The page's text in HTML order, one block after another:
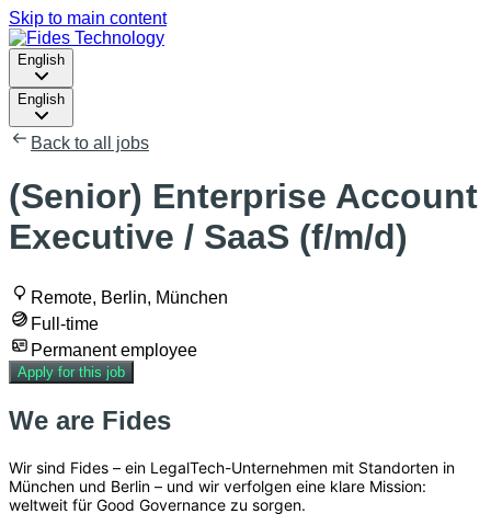
Skip to main content
English
English
Back to all jobs
(Senior) Enterprise Account
Executive / SaaS (f/m/d)
Remote, Berlin, München
Full-time
Permanent employee
Apply for this job
We are Fides
Wir sind Fides – ein LegalTech-Unternehmen mit Standorten in
München und Berlin – und wir verfolgen eine klare Mission:
weltweit für Good Governance zu sorgen.